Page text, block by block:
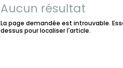
Aucun résultat
La page demandée est introuvable.
dessus pour localiser l'article.